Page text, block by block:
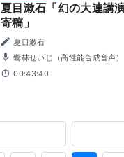
夏目漱石「幻の大連講
寄稿」
夏目漱石
響林せいじ（高性能合成音声）
00:43:40